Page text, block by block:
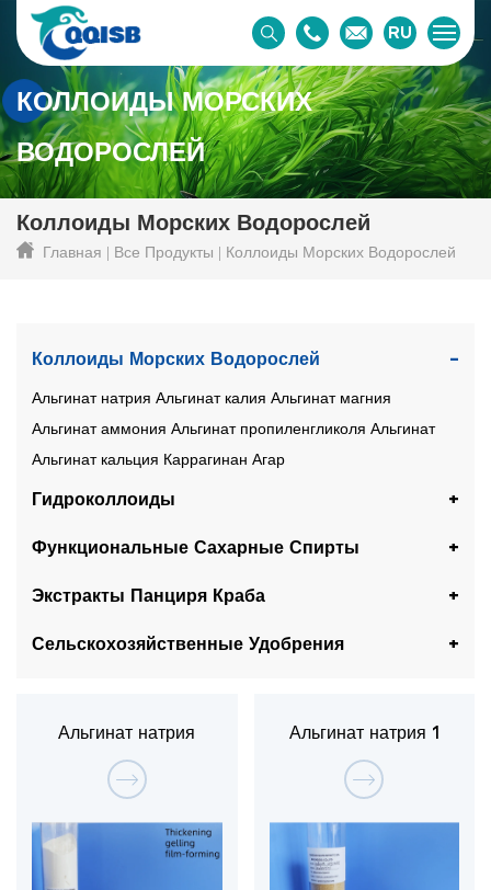
RU
КОЛЛОИДЫ МОРСКИХ
ВОДОРОСЛЕЙ
Коллоиды Морских Водорослей
Главная Все Продукты Коллоиды Морских Водорослей
Коллоиды Морских Водорослей
Альгинат натрия Альгинат калия Альгинат магния
Альгинат аммония Альгинат пропиленгликоля Альгинат
Альгинат кальция Каррагинан Агар
Гидроколлоиды
Функциональные Сахарные Спирты
Экстракты Панциря Краба
Сельскохозяйственные Удобрения
Альгинат натрия Альгинат натрия 1